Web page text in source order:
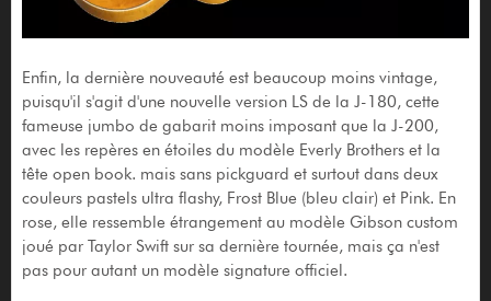
Enfin, la dernière nouveauté est beaucoup moins vintage,
puisqu'il s'agit d'une nouvelle version LS de la J-180, cette
fameuse jumbo de gabarit moins imposant que la J-200,
avec les repères en étoiles du modèle Everly Brothers et la
tête open book. mais sans pickguard et surtout dans deux
couleurs pastels ultra flashy, Frost Blue (bleu clair) et Pink. En
rose, elle ressemble étrangement au modèle Gibson custom
joué par Taylor Swift sur sa dernière tournée, mais ça n'est
pas pour autant un modèle signature officiel.